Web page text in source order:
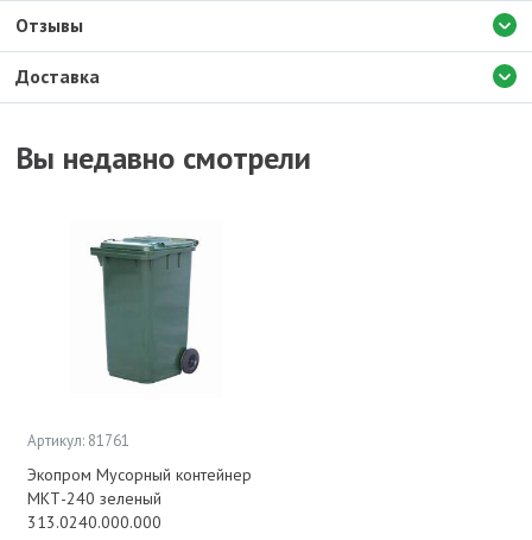
Доставка
Отзывы
Вы недавно смотрели
Артикул: 81761
Экопром Мусорный контейнер
МКТ-240 зеленый
313.0240.000.000